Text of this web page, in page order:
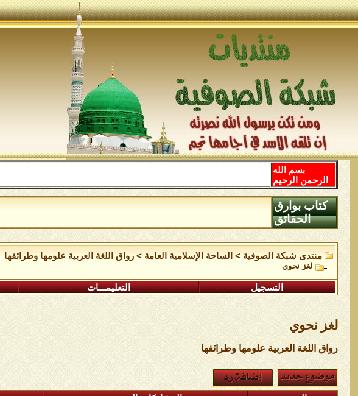
بسم الله
الرحمن الرحيم
كتاب بوارق
الحقائق
منتدى شبكة الصوفية > الساحة اﻹسلامية العامة >رواق اللغة العربية علومها وطرائفها
لغز نحوي
التسجيل التعليمـــات
لغز نحوي
رواق اللغة العربية علومها وطرائفها